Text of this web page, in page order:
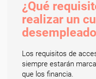
¿Qué
realizar un
Los requisitos de
siempre estarán
que los financia.